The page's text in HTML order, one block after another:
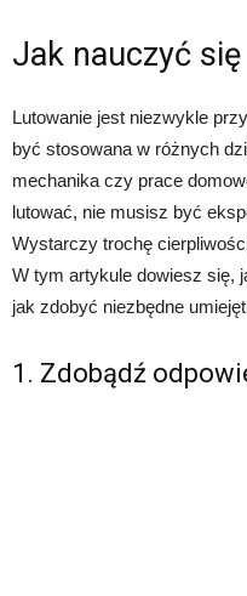
Jak nauczyć
Lutowanie jest niezwykle
być stosowana w różnych
mechanika czy prace
lutować, nie musisz być
Wystarczy trochę
W tym artykule dowiesz się,
jak zdobyć niezbędne
1. Zdobądź